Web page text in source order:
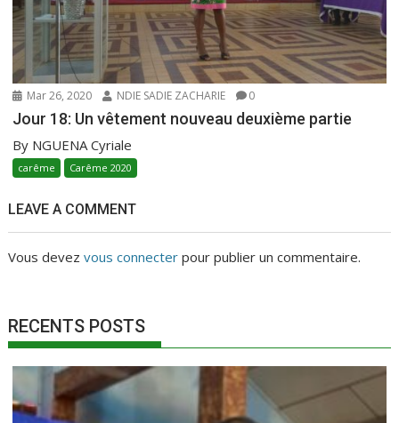
Mar 26, 2020 NDIE SADIE ZACHARIE 0
Jour 18: Un vêtement nouveau deuxième partie
By NGUENA Cyriale
carême Carême 2020
LEAVE A COMMENT
Vous devezvous connecter pour publier un commentaire.
RECENTS POSTS